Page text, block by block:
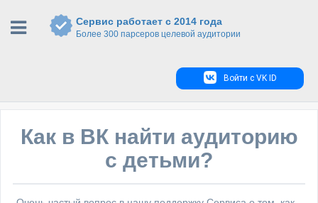
Сервис работает с 2014 года
Более 300 парсеров целевой аудитории
Войти с VK ID
Как в ВК найти аудиторию
с детьми?